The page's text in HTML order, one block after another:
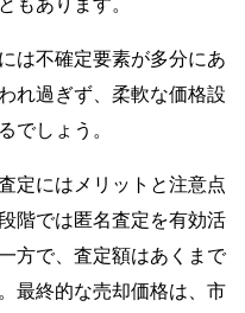
もあります。
は不確定要素が多分にあ
れ過ぎず、柔軟な価格設
でしょう。
定にはメリットと注意点
階では匿名査定を有効活
方で、査定額はあくまで
最終的な売却価格は、市